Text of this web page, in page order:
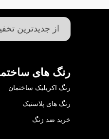
رنگ های
رنگ اکریلیک ساختمان
رنگ های پلاستیک
خرید ضد زنگ